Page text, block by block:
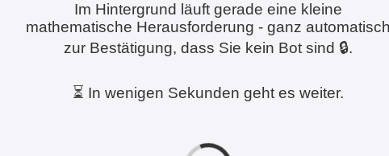
Im Hintergrund läuft gerade eine kleine
mathematische Herausforderung - ganz
zur Bestätigung, dass Sie kein Bot sind 🔒.
⏳ In wenigen Sekunden geht es weiter.